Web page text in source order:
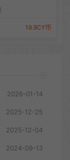
19.9CY币
2026-01-14
2025-12-25
2025-12-04
2024-09-13